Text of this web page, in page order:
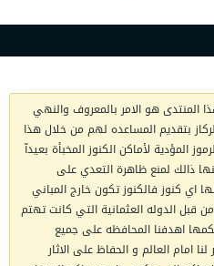
المنتدى هو الامر بالمعروف والنهي
بتقديم المساعده لهم من خلال هذا
المؤدية لأماكن الكنوز المخبأة بعيدآ
ذالك لمنع ظاهرة التعدي على
اي كنوز فالكنوز تكون خارج المباني
الدوله العثمانية التي كانت تهتم
اهدفنا المحافظه على جميع
امام العالم و الحفاظ على الاثار